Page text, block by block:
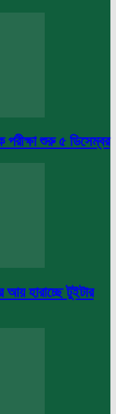
শুরু ৫ ডিসেম্বর
আয় হারাচ্ছে টুইটার